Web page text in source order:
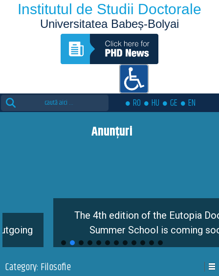
Institutul de Studii Doctorale
Universitatea Babeș-Bolyai
Search
for:
RO HU GE EN
Anunțuri
The 4th edition of the Eutopia
Summer School is coming soon
Category: Filosofie